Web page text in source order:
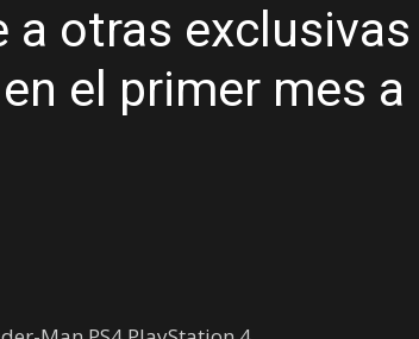
a otras exclusivas
el primer mes a